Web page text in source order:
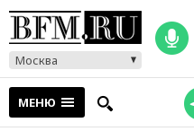
Москва
МЕНЮ